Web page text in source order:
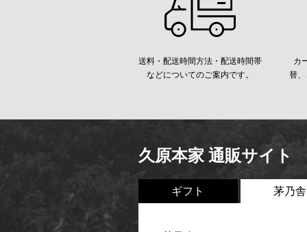
送料・配送時間方法・配送時間帯
などについてのご案内です。
カ
替
久原本家 通販サイト
ギフト 茅乃舎